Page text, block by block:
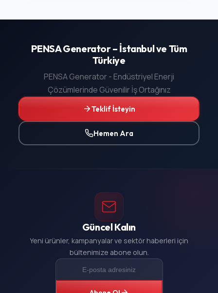
PENSA Generator – İstanbul ve Tüm
Türkiye
PENSA Generator - Endüstriyel Enerji
Çözümlerinde Güvenilir İş Ortağınız
Teklif İsteyin
Hemen Ara
Güncel Kalın
Yeni ürünler, kampanyalar ve sektör haberleri için
bültenimize abone olun.